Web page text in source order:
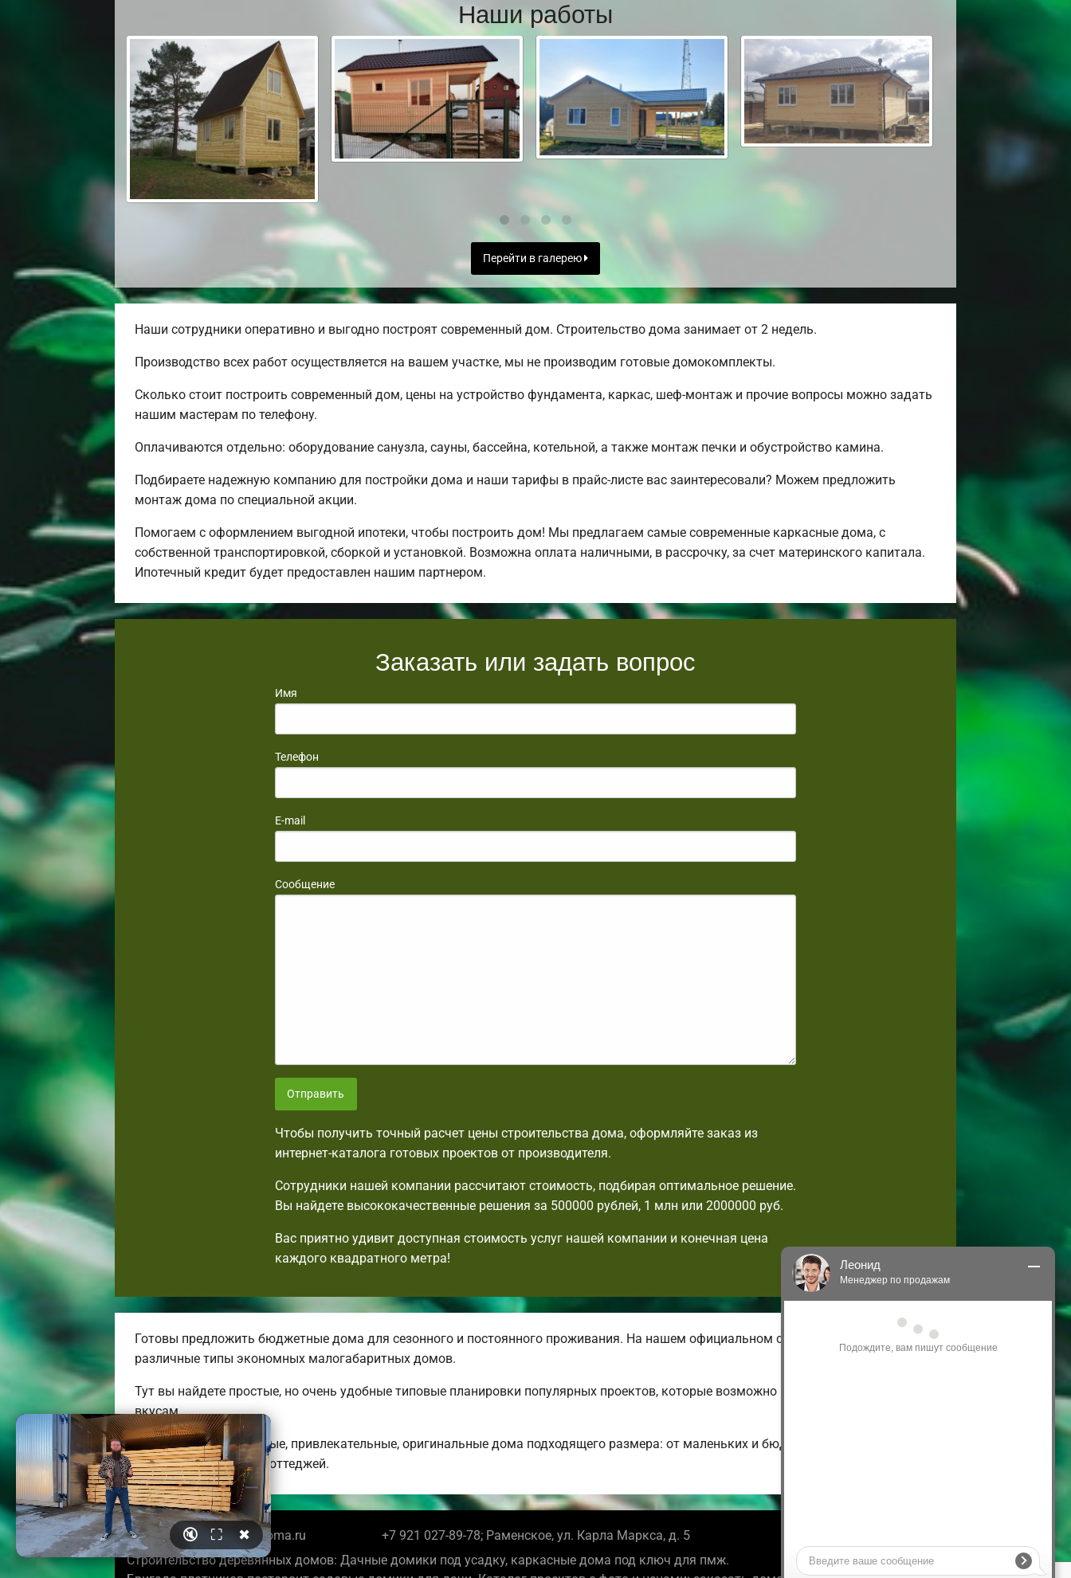
Наши работы
Перейти в галерею
Наши сотрудники оперативно и выгодно построят современный дом. Строительство дома занимает от 2 недель.
Производство всех работ осуществляется на вашем участке, мы не производим готовые домокомплекты.
Сколько стоит построить современный дом, цены на устройство фундамента, каркас, шеф-монтаж и прочие вопросы можно задать
нашим мастерам по телефону.
Оплачиваются отдельно: оборудование санузла, сауны, бассейна, котельной, а также монтаж печки и обустройство камина.
Подбираете надежную компанию для постройки дома и наши тарифы в прайс-листе вас заинтересовали? Можем предложить
монтаж дома по специальной акции.
Помогаем с оформлением выгодной ипотеки, чтобы построить дом! Мы предлагаем самые современные каркасные дома, с
собственной транспортировкой, сборкой и установкой. Возможна оплата наличными, в рассрочку, за счет материнского капитала.
Ипотечный кредит будет предоставлен нашим партнером.
Заказать или задать вопрос
Имя
Телефон
E-mail
Сообщение
Отправить
Чтобы получить точный расчет цены строительства дома, оформляйте заказ из
интернет-каталога готовых проектов от производителя.
Сотрудники нашей компании рассчитают стоимость, подбирая оптимальное решение.
Вы найдете высококачественные решения за 500000 рублей, 1 млн или 2000000 руб.
Вас приятно удивит доступная стоимость услуг нашей компании и конечная цена
каждого квадратного метра!
Готовы предложить бюджетные дома для сезонного и постоянного проживания. На нашем официальном сайте представлены
различные типы экономных малогабаритных домов.
Тут вы найдете простые, но очень удобные типовые планировки популярных проектов, которые возможно подстроить по своим
вкусам.
Мы предлагаем удобные, привлекательные, оригинальные дома подходящего размера: от маленьких и бюджетных до больших
энергоэффективных коттеджей.
© 2026 ramenskoebrusdoma.ru +7 921 027-89-78; Раменское, ул. Карла Маркса, д. 5
Строительство деревянных домов: Дачные домики под усадку, каркасные дома под ключ для пмж.
🔇 ⛶ ✖
Леонид
Менеджер по продажам
Здравствуйте! Я могу
проконсультировать Вас по нашим
акциям и проектам.